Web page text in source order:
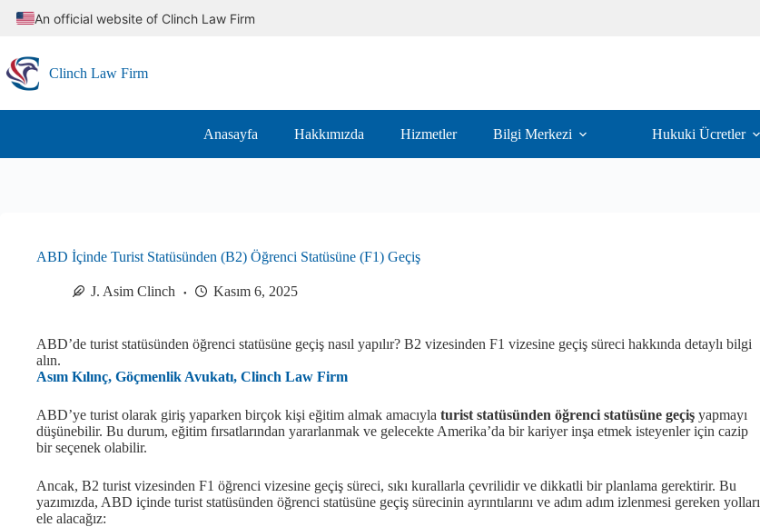
An official website of Clinch Law Firm
Clinch Law Firm
Anasayfa Hakkımızda Hizmetler Bilgi Merkezi Hukuki Ücretler
ABD İçinde Turist Statüsünden (B2) Öğrenci Statüsüne (F1) Geçiş
J. Asim Clinch Kasım 6, 2025
ABD’de turist statüsünden öğrenci statüsüne geçiş nasıl yapılır? B2 vizesinden F1 vizesine geçiş süreci hakkında detaylı bilgi
alın.
Asım Kılınç, Göçmenlik Avukatı, Clinch Law Firm
ABD’ye turist olarak giriş yaparken birçok kişi eğitim almak amacıyla turist statüsünden öğrenci statüsüne geçiş yapmayı
düşünebilir. Bu durum, eğitim fırsatlarından yararlanmak ve gelecekte Amerika’da bir kariyer inşa etmek isteyenler için cazip
bir seçenek olabilir.
Ancak, B2 turist vizesinden F1 öğrenci vizesine geçiş süreci, sıkı kurallarla çevrilidir ve dikkatli bir planlama gerektirir. Bu
yazımızda, ABD içinde turist statüsünden öğrenci statüsüne geçiş sürecinin ayrıntılarını ve adım adım izlenmesi gereken yolları
ele alacağız: